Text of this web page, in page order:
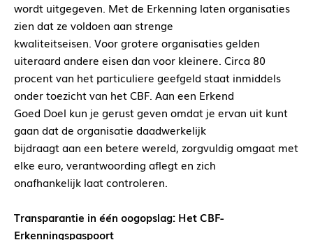
wordt uitgegeven. Met de Erkenning laten organisaties
zien dat ze voldoen aan strenge
kwaliteitseisen. Voor grotere organisaties gelden
uiteraard andere eisen dan voor kleinere. Circa 80
procent van het particuliere geefgeld staat inmiddels
onder toezicht van het CBF. Aan een Erkend
Goed Doel kun je gerust geven omdat je ervan uit kunt
gaan dat de organisatie daadwerkelijk
bijdraagt aan een betere wereld, zorgvuldig omgaat met
elke euro, verantwoording aflegt en zich
onafhankelijk laat controleren.
Transparantie in één oogopslag: Het CBF-
Erkenningspaspoort